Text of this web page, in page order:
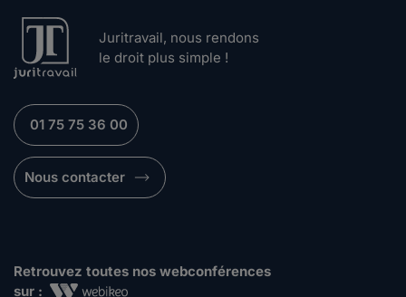
Juritravail, nous rendons
le droit plus simple !
01 75 75 36 00
Nous contacter
Retrouvez toutes nos webconférences
sur :